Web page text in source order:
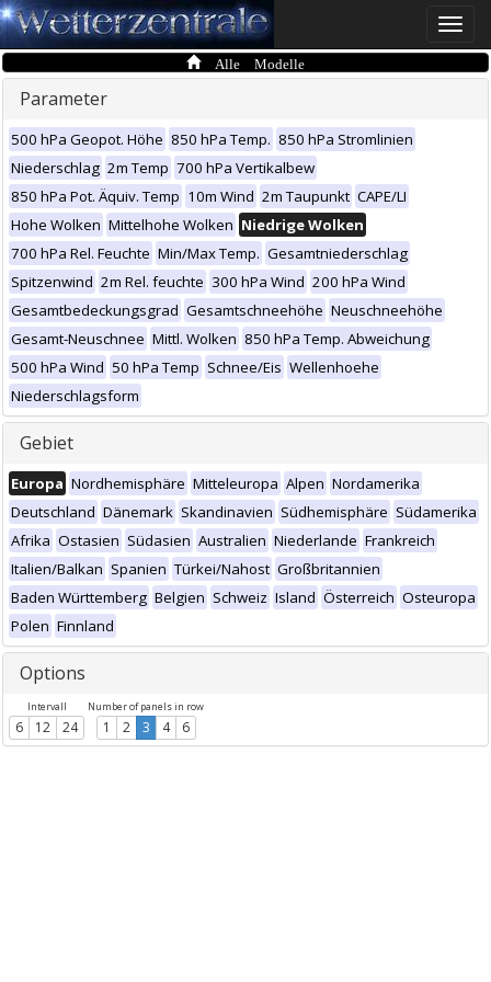
Toggle
Alle Modelle
Parameter
500 hPa Geopot. Höhe 850 hPa Temp. 850 hPa Stromlinien
Niederschlag 2m Temp 700 hPa Vertikalbew
850 hPa Pot. Äquiv. Temp 10m Wind 2m Taupunkt CAPE/LI
Hohe Wolken Mittelhohe Wolken Niedrige Wolken
700 hPa Rel. Feuchte Min/Max Temp. Gesamtniederschlag
Spitzenwind 2m Rel. feuchte 300 hPa Wind 200 hPa Wind
Gesamtbedeckungsgrad Gesamtschneehöhe Neuschneehöhe
Gesamt-Neuschnee Mittl. Wolken 850 hPa Temp. Abweichung
500 hPa Wind 50 hPa Temp Schnee/Eis Wellenhoehe
Niederschlagsform
Gebiet
Europa Nordhemisphäre Mitteleuropa Alpen Nordamerika
Deutschland Dänemark Skandinavien Südhemisphäre Südamerika
Afrika Ostasien Südasien Australien Niederlande Frankreich
Italien/Balkan Spanien Türkei/Nahost Großbritannien
Baden Württemberg Belgien Schweiz Island Österreich Osteuropa
Polen Finnland
Options
Intervall
6 12 24
Number of panels in row
1 2 3 4 6